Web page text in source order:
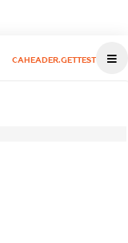
CAHEADER.GETTEST